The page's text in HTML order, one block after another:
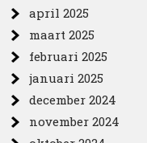
april 2025
maart 2025
februari 2025
januari 2025
december 2024
november 2024